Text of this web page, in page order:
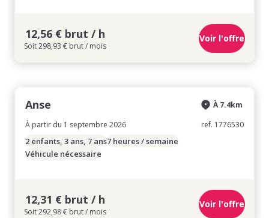
12,56 € brut / h
Soit 298,93 € brut / mois
Voir l'offre
Anse
À partir du 1 septembre 2026
À 7.4km
ref. 1776530
2 enfants, 3 ans, 7 ans7 heures / semaine
Véhicule nécessaire
12,31 € brut / h
Soit 292,98 € brut / mois
Voir l'offre